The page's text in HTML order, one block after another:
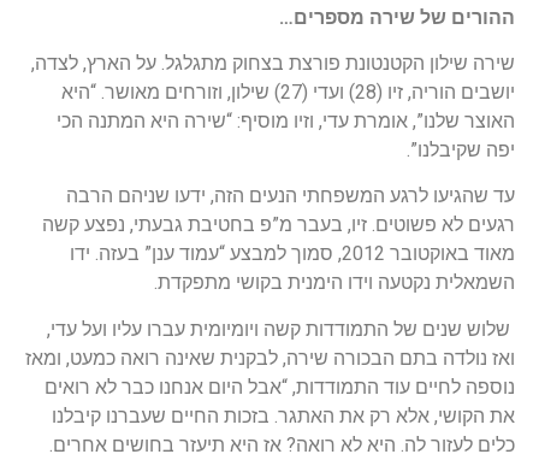
ההורים של שירה מספרים…
שירה שילון הקטנטונת פורצת בצחוק מתגלגל. על הארץ, לצדה,
יושבים הוריה, זיו (28) ועדי (27) שילון, וזורחים מאושר. “היא
האוצר שלנו”, אומרת עדי, וזיו מוסיף: “שירה היא המתנה הכי
יפה שקיבלנו”.
עד שהגיעו לרגע המשפחתי הנעים הזה, ידעו שניהם הרבה
רגעים לא פשוטים. זיו, בעבר מ”פ בחטיבת גבעתי, נפצע קשה
מאוד באוקטובר 2012, סמוך למבצע “עמוד ענן” בעזה. ידו
השמאלית נקטעה וידו הימנית בקושי מתפקדת.
שלוש שנים של התמודדות קשה ויומיומית עברו עליו ועל עדי,
ואז נולדה בתם הבכורה שירה, לבקנית שאינה רואה כמעט, ומאז
נוספה לחיים עוד התמודדות, “אבל היום אנחנו כבר לא רואים
את הקושי, אלא רק את האתגר. בזכות החיים שעברנו קיבלנו
כלים לעזור לה. היא לא רואה? אז היא תיעזר בחושים אחרים.